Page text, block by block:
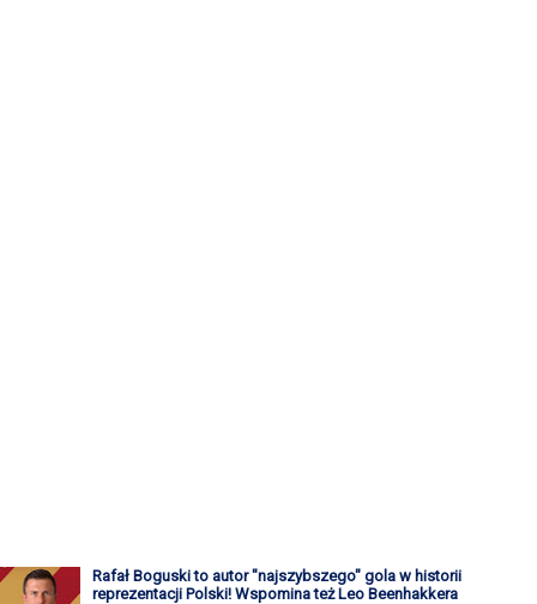
Rafał Boguski to autor "najszybszego" gola w historii
reprezentacji Polski! Wspomina też Leo Beenhakkera